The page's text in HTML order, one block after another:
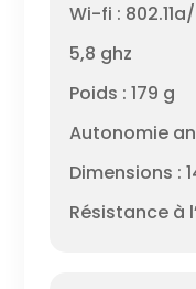
Wi-fi :
5,8 ghz
Poids : 179 g
Autonomie
Dimensions :
Résistance à